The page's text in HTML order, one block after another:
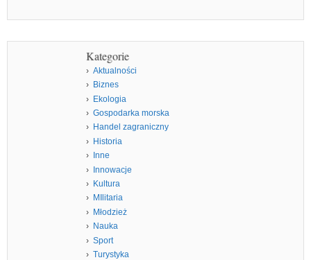
Kategorie
Aktualności
Biznes
Ekologia
Gospodarka morska
Handel zagraniczny
Historia
Inne
Innowacje
Kultura
MIlitaria
Młodzież
Nauka
Sport
Turystyka